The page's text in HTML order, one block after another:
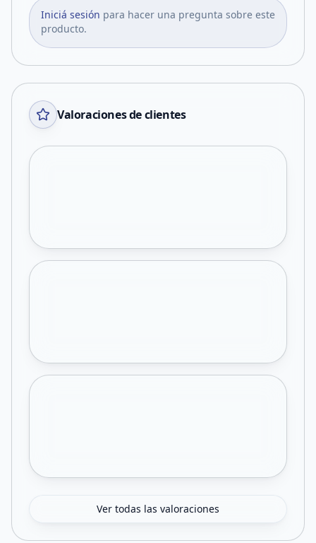
Iniciá sesión para hacer una pregunta sobre este
producto.
Valoraciones de clientes
Ver todas las valoraciones